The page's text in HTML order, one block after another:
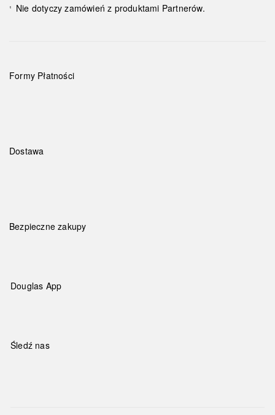
¹ Nie dotyczy zamówień z produktami Partnerów.
Formy Płatności
Dostawa
Bezpieczne zakupy
Douglas App
Śledź nas